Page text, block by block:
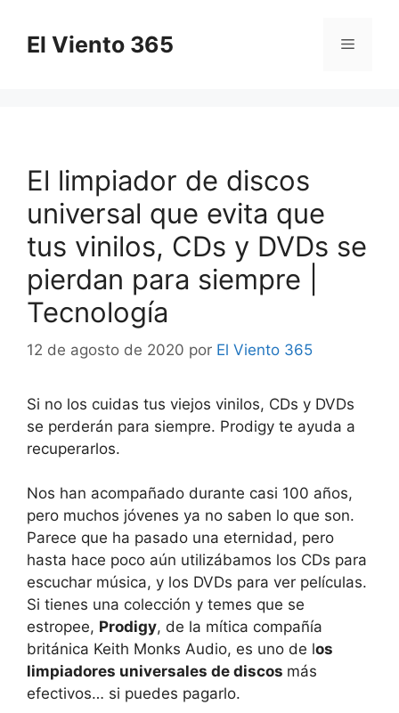
contenido
El Viento 365 Menú
El limpiador de discos
universal que evita que
tus vinilos, CDs y DVDs se
pierdan para siempre |
Tecnología
12 de agosto de 2020 por El Viento 365
Si no los cuidas tus viejos vinilos, CDs y DVDs
se perderán para siempre. Prodigy te ayuda a
recuperarlos.
Nos han acompañado durante casi 100 años,
pero muchos jóvenes ya no saben lo que son.
Parece que ha pasado una eternidad, pero
hasta hace poco aún utilizábamos los CDs para
escuchar música, y los DVDs para ver películas.
Si tienes una colección y temes que se
estropee, Prodigy, de la mítica compañía
británica Keith Monks Audio, es uno de los
limpiadores universales de discos más
efectivos… si puedes pagarlo.